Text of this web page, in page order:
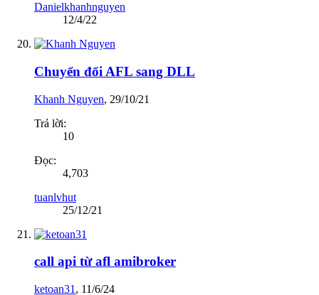
Danielkhanhnguyen
12/4/22
Chuyển đổi AFL sang DLL
Khanh Nguyen, 29/10/21
Trả lời:
10
Đọc:
4,703
tuanlvhut
25/12/21
call api từ afl amibroker
ketoan31 , 11/6/24